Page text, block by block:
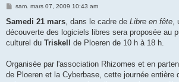
M
s
a
g
sam. mars 07, 2009 10:43 am
Samedi 21 mars, dans le cadre de Libre en fête,
découverte des logiciels libres sera proposée au
culturel du Triskell de Ploeren de 10 h à 18 h.
Organisée par l'association Rhizomes et en
de Ploeren et la Cyberbase, cette journée entière